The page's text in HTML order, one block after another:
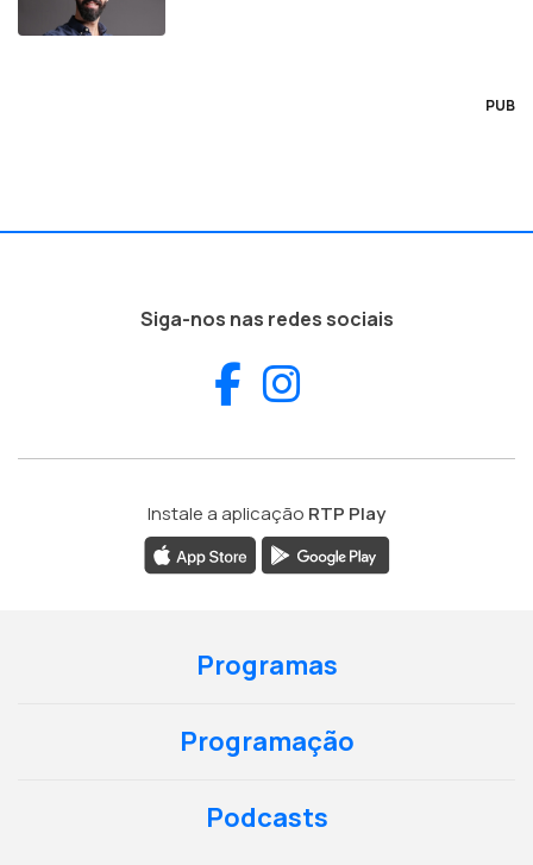
PUB
Siga-nos nas redes sociais
Facebook
Instale a aplicação RTP Play
Programas
Programação
Podcasts